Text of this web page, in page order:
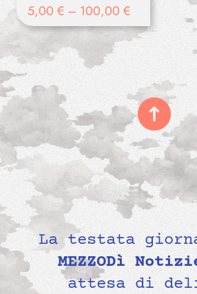
5,00 € – 100,00 €
La testata
MEZZODì
attesa di